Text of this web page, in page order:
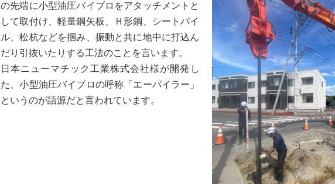
の先端に小型油圧バイブロをアタッチメントと
して取付け、軽量鋼矢板、Ｈ形鋼、シートパイ
ル、松杭などを掴み、振動と共に地中に打込ん
だり引抜いたりする工法のことを言います。
日本ニューマチック工業株式会社様が開発し
た、小型油圧バイブロの呼称「エーパイラー」
というのが語源だと言われています。